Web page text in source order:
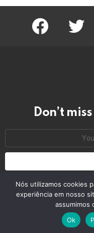
facebook twitter
Don’t
© 2026 by bring
Nós utilizamos cookies
experiência em nosso
assumimos
Ok